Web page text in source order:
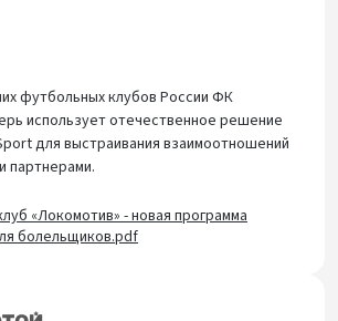
футбольных клубов России ФК
использует отечественное решение
для выстраивания взаимоотношений
партнерами.
«Локомотив» - новая программа
болельщиков.pdf